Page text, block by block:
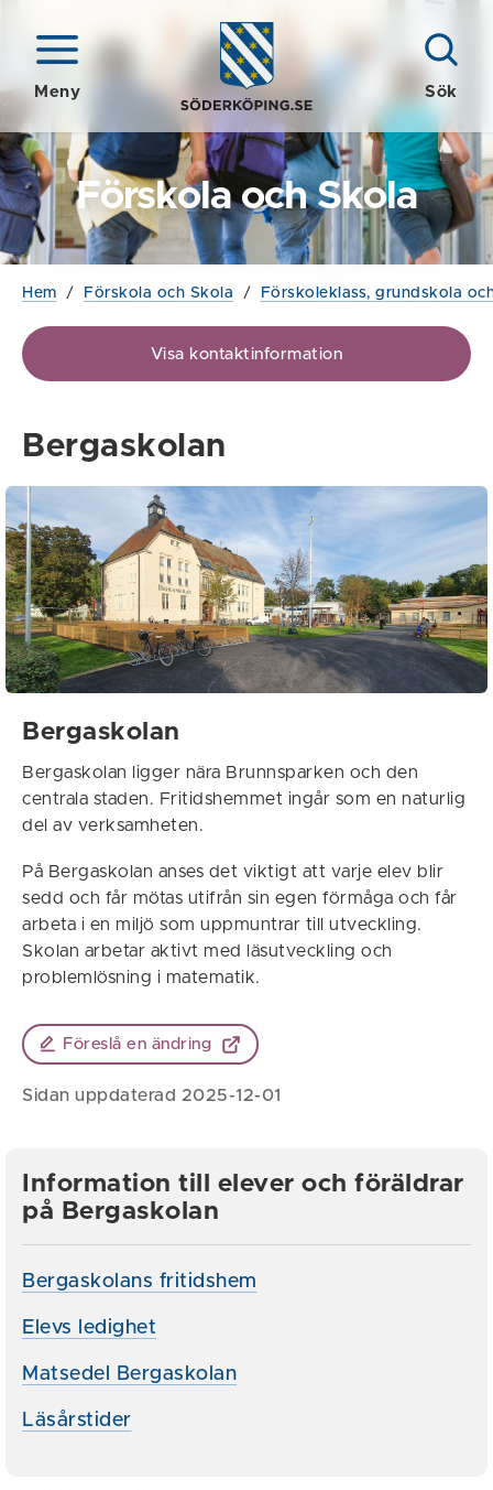
Meny Sök
Förskola och Skola
Hem / Förskola och Skola / Förskoleklass, grundskola
Visa kontaktinformation
Bergaskolan
Bergaskolan
Bergaskolan ligger nära Brunnsparken och den
centrala staden. Fritidshemmet ingår som en naturlig
del av verksamheten.
På Bergaskolan anses det viktigt att varje elev blir
sedd och får mötas utifrån sin egen förmåga och får
arbeta i en miljö som uppmuntrar till utveckling.
Skolan arbetar aktivt med läsutveckling och
problemlösning i matematik.
Föreslå en ändring
Sidan uppdaterad 2025-12-01
Information till elever och föräldrar
på Bergaskolan
Bergaskolans fritidshem
Elevs ledighet
Matsedel Bergaskolan
Läsårstider